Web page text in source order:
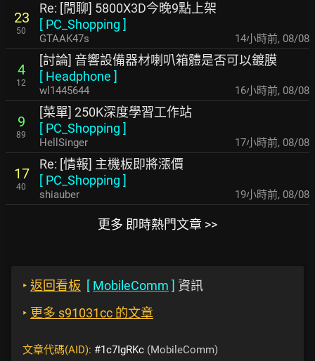
23
50
Re: [閒聊] 5800X3D今晚9點上架
[ PC_Shopping ]
GTAAK47s 14小時前, 08/08
4
12
[討論] 音響設備器材喇叭箱體是否可以鍍膜
[ Headphone ]
wl1445644 16小時前, 08/08
9
89
[菜單] 250K深度學習工作站
[ PC_Shopping ]
HellSinger 17小時前, 08/08
17
40
Re: [情報] 主機板即將漲價
[ PC_Shopping ]
shiauber 19小時前, 08/08
更多 即時熱門文章 >>
‣ 返回看板 [ MobileComm ] 資訊
‣ 更多 s91031cc 的文章
文章代碼(AID): #1c7IgRKc (MobileComm)